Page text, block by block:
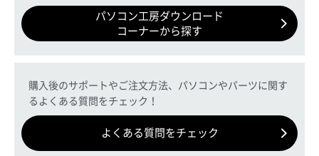
パソコン工房ダウンロード
コーナーから探す
購入後のサポートやご注文方法、パソコンやパーツに関す
るよくある質問をチェック！
よくある質問をチェック